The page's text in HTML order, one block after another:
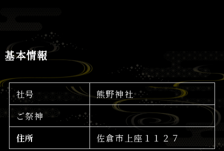
基本情報
社号
熊野神社
ご祭神
住所
佐倉市上座１１２７